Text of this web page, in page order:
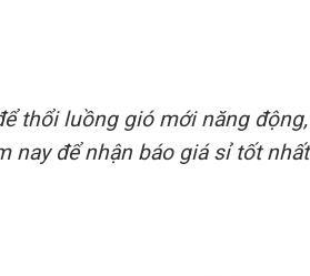
thổi luồng gió mới năng động,
nay để nhận báo giá sỉ tốt nhất